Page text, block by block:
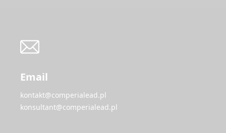
Email
kontakt@comperialead.pl
konsultant@comperialead.pl